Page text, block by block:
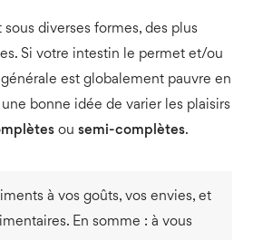
diverses formes, des plus
Si votre intestin le permet et/ou
est globalement pauvre en
bonne idée de varier les plaisirs
ou semi-complètes.
à vos goûts, vos envies, et
En somme : à vous